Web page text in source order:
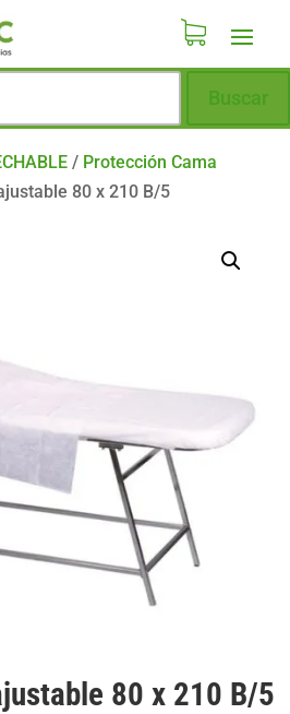
Buscar
/ Protección Cama
80 x 210 B/5
80 x 210 B/5